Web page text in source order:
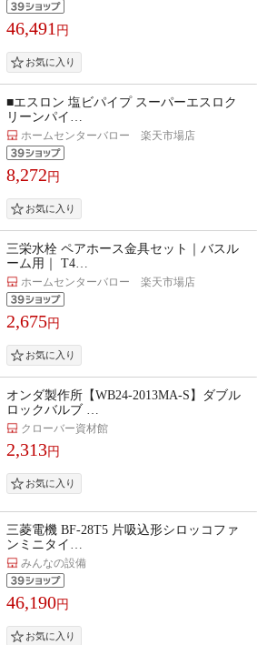
46,491 円
■エスロン 塩ビパイプ スーパーエスロク
リーンパイ…
ホームセンターバロー 楽天市場店
8,272 円
三栄水栓 ペアホース金具セット｜バスル
ーム用｜ T4…
ホームセンターバロー 楽天市場店
2,675円
オンダ製作所【WB24-2013MA-S】ダブル
ロックバルブ …
クローバー資材館
2,313円
三菱電機 BF-28T5 片吸込形シロッコファ
ンミニタイ…
みんなの設備
46,190円